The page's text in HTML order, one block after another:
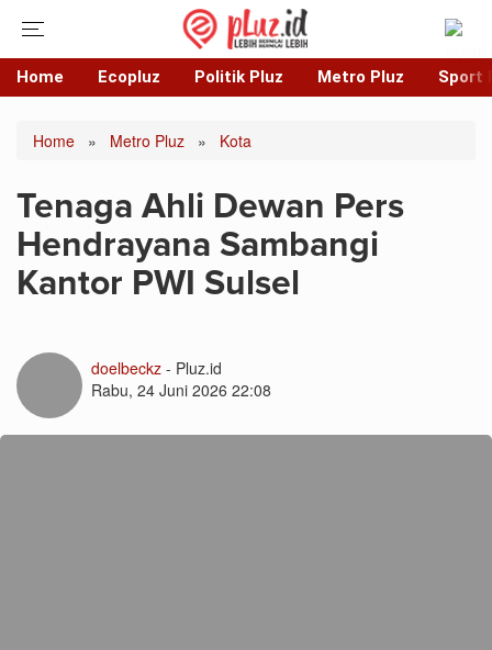
Home Ecopluz Politik Pluz Metro Pluz Sport
Home » Metro Pluz » Kota
Tenaga Ahli Dewan Pers
Hendrayana Sambangi
Kantor PWI Sulsel
doelbeckz - Pluz.id
Rabu, 24 Juni 2026 22:08